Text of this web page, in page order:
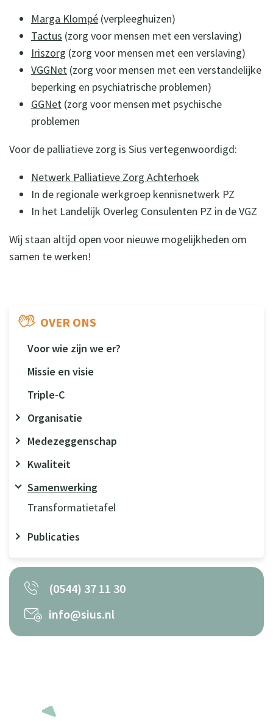
OVER ONS
Voor wie zijn we er?
Missie en visie
Triple-C
Organisatie
Medezeggenschap
Kwaliteit
Samenwerking
Transformatietafel
Publicaties
(0544) 37 11 30
info@sius.nl
Marga Klompé (verpleeghuizen)
Tactus (zorg voor mensen met een verslaving)
Iriszorg (zorg voor mensen met een verslaving)
VGGNet (zorg voor mensen met een verstandelijke
beperking en psychiatrische problemen)
GGNet (zorg voor mensen met psychische
problemen
Voor de palliatieve zorg is Sius vertegenwoordigd:
Netwerk Palliatieve Zorg Achterhoek
In de regionale werkgroep kennisnetwerk PZ
In het Landelijk Overleg Consulenten PZ in de VGZ
Wij staan altijd open voor nieuwe mogelijkheden om
samen te werken!